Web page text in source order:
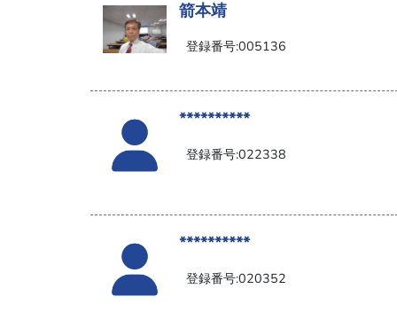
箭本靖
登録番号:005136
**********
登録番号:022338
**********
登録番号:020352